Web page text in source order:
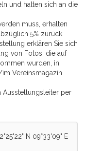
und halten sich an die
muss, erhalten
5% zurück.
erklären Sie sich
von Fotos, die auf
wurden, in
Vereinsmagazin
Ausstellungsleiter per
N 09°33'09" E